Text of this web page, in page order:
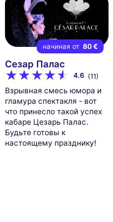
начиная от 80 €
Сезар Палас
4.6 (11)
Взрывная смесь юмора и
гламура спектакля - вот
что принесло такой успех
кабаре Цезарь Палас.
Будьте готовы к
настоящему празднику!